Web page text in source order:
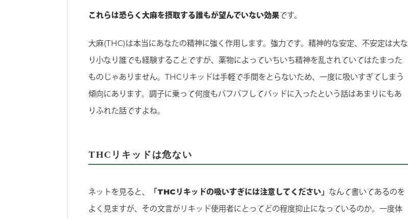
これらは恐らく大麻を摂取する誰もが望んでいない効果です。
大麻(THC)は本当にあなたの精神に強く作用します。強力です。精神的な安定、不安定は大な
り小なり誰でも経験することですが、薬物によっていちいち精神を乱されていてはたまった
ものじゃありません。THCリキッドは手軽で手間をとらないため、一度に吸いすぎてしまう
傾向にあります。調子に乗って何度もパフパフしてバッドに入ったという話はあまりにもあ
りふれた話ですよね。
THCリキッドは危ない
ネットを見ると、 「THCリキッドの吸いすぎには注意してください」 なんて書いてあるのを
よく見ますが、その文言がリキッド使用者にとってどの程度抑止になっているのか。一度体